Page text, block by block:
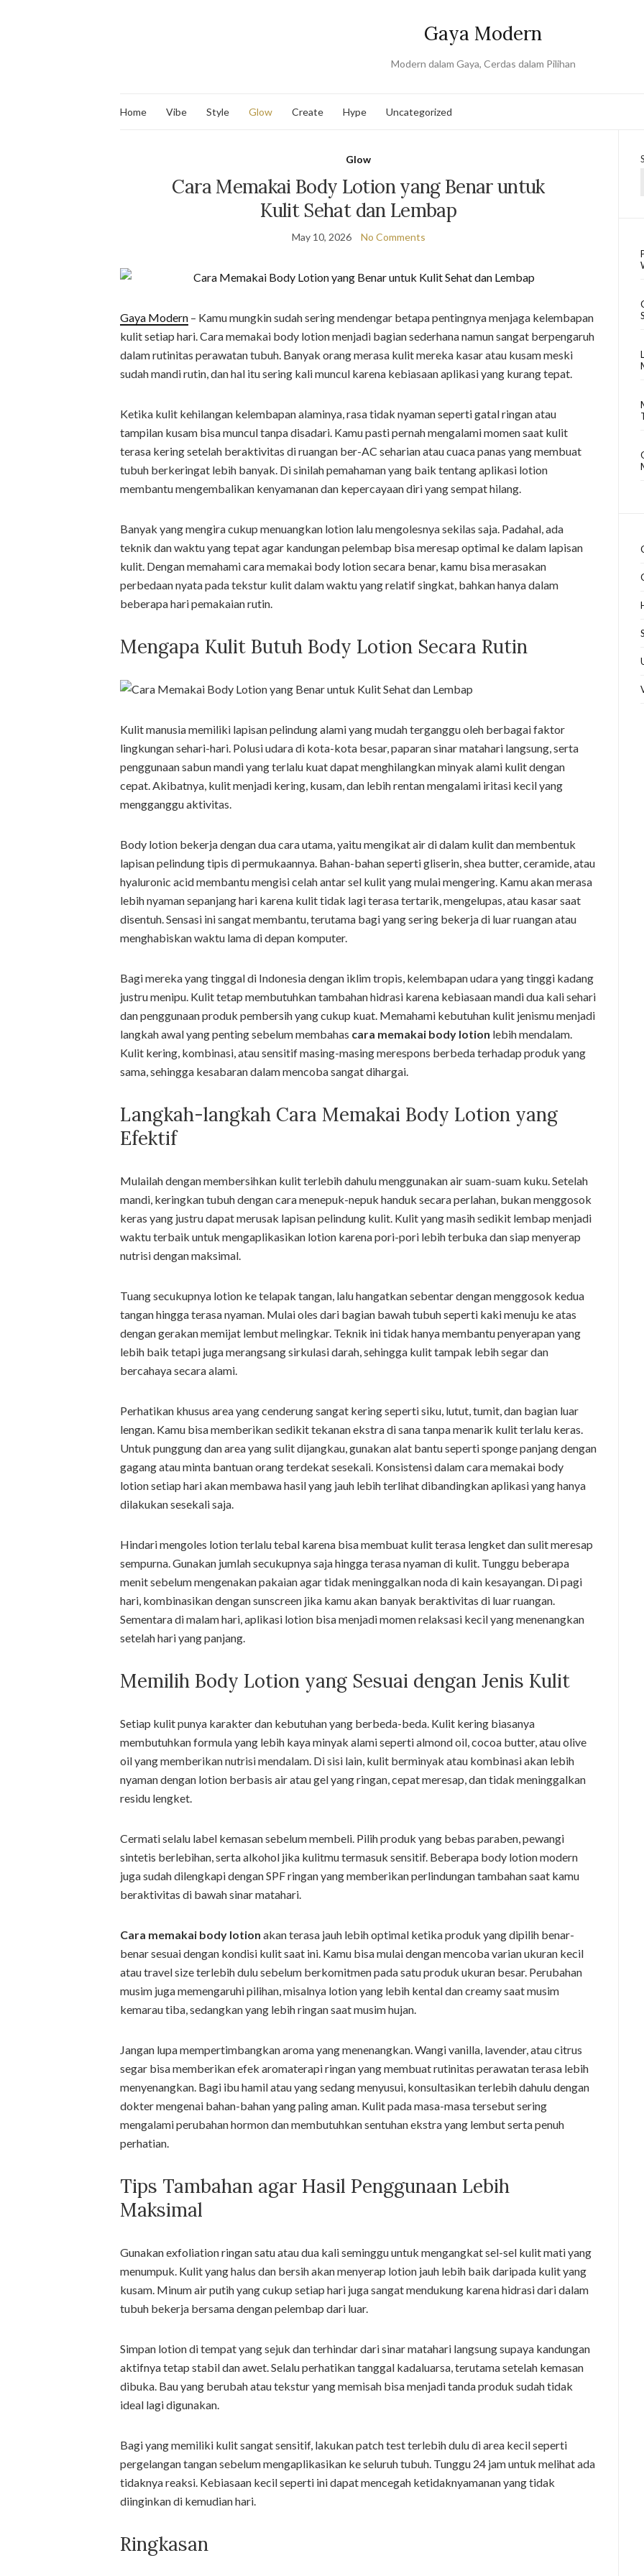
Gaya Modern
Modern dalam Gaya, Cerdas dalam Pilihan
Home Vibe Style Glow Create Hype Uncategorized
Glow
Cara Memakai Body Lotion yang Benar untuk
Kulit Sehat dan Lembap
May 10, 2026 No Comments
Gaya Modern – Kamu mungkin sudah sering mendengar betapa pentingnya menjaga kelembapan
kulit setiap hari. Cara memakai body lotion menjadi bagian sederhana namun sangat berpengaruh
dalam rutinitas perawatan tubuh. Banyak orang merasa kulit mereka kasar atau kusam meski
sudah mandi rutin, dan hal itu sering kali muncul karena kebiasaan aplikasi yang kurang tepat.
Ketika kulit kehilangan kelembapan alaminya, rasa tidak nyaman seperti gatal ringan atau
tampilan kusam bisa muncul tanpa disadari. Kamu pasti pernah mengalami momen saat kulit
terasa kering setelah beraktivitas di ruangan ber-AC seharian atau cuaca panas yang membuat
tubuh berkeringat lebih banyak. Di sinilah pemahaman yang baik tentang aplikasi lotion
membantu mengembalikan kenyamanan dan kepercayaan diri yang sempat hilang.
Banyak yang mengira cukup menuangkan lotion lalu mengolesnya sekilas saja. Padahal, ada
teknik dan waktu yang tepat agar kandungan pelembap bisa meresap optimal ke dalam lapisan
kulit. Dengan memahami cara memakai body lotion secara benar, kamu bisa merasakan
perbedaan nyata pada tekstur kulit dalam waktu yang relatif singkat, bahkan hanya dalam
beberapa hari pemakaian rutin.
Mengapa Kulit Butuh Body Lotion Secara Rutin
Kulit manusia memiliki lapisan pelindung alami yang mudah terganggu oleh berbagai faktor
lingkungan sehari-hari. Polusi udara di kota-kota besar, paparan sinar matahari langsung, serta
penggunaan sabun mandi yang terlalu kuat dapat menghilangkan minyak alami kulit dengan
cepat. Akibatnya, kulit menjadi kering, kusam, dan lebih rentan mengalami iritasi kecil yang
mengganggu aktivitas.
Body lotion bekerja dengan dua cara utama, yaitu mengikat air di dalam kulit dan membentuk
lapisan pelindung tipis di permukaannya. Bahan-bahan seperti gliserin, shea butter, ceramide, atau
hyaluronic acid membantu mengisi celah antar sel kulit yang mulai mengering. Kamu akan merasa
lebih nyaman sepanjang hari karena kulit tidak lagi terasa tertarik, mengelupas, atau kasar saat
disentuh. Sensasi ini sangat membantu, terutama bagi yang sering bekerja di luar ruangan atau
menghabiskan waktu lama di depan komputer.
Bagi mereka yang tinggal di Indonesia dengan iklim tropis, kelembapan udara yang tinggi kadang
justru menipu. Kulit tetap membutuhkan tambahan hidrasi karena kebiasaan mandi dua kali sehari
dan penggunaan produk pembersih yang cukup kuat. Memahami kebutuhan kulit jenismu menjadi
langkah awal yang penting sebelum membahas cara memakai body lotion lebih mendalam.
Kulit kering, kombinasi, atau sensitif masing-masing merespons berbeda terhadap produk yang
sama, sehingga kesabaran dalam mencoba sangat dihargai.
Langkah-langkah Cara Memakai Body Lotion yang
Efektif
Mulailah dengan membersihkan kulit terlebih dahulu menggunakan air suam-suam kuku. Setelah
mandi, keringkan tubuh dengan cara menepuk-nepuk handuk secara perlahan, bukan menggosok
keras yang justru dapat merusak lapisan pelindung kulit. Kulit yang masih sedikit lembap menjadi
waktu terbaik untuk mengaplikasikan lotion karena pori-pori lebih terbuka dan siap menyerap
nutrisi dengan maksimal.
Tuang secukupnya lotion ke telapak tangan, lalu hangatkan sebentar dengan menggosok kedua
tangan hingga terasa nyaman. Mulai oles dari bagian bawah tubuh seperti kaki menuju ke atas
dengan gerakan memijat lembut melingkar. Teknik ini tidak hanya membantu penyerapan yang
lebih baik tetapi juga merangsang sirkulasi darah, sehingga kulit tampak lebih segar dan
bercahaya secara alami.
Perhatikan khusus area yang cenderung sangat kering seperti siku, lutut, tumit, dan bagian luar
lengan. Kamu bisa memberikan sedikit tekanan ekstra di sana tanpa menarik kulit terlalu keras.
Untuk punggung dan area yang sulit dijangkau, gunakan alat bantu seperti sponge panjang dengan
gagang atau minta bantuan orang terdekat sesekali. Konsistensi dalam cara memakai body
lotion setiap hari akan membawa hasil yang jauh lebih terlihat dibandingkan aplikasi yang hanya
dilakukan sesekali saja.
Hindari mengoles lotion terlalu tebal karena bisa membuat kulit terasa lengket dan sulit meresap
sempurna. Gunakan jumlah secukupnya saja hingga terasa nyaman di kulit. Tunggu beberapa
menit sebelum mengenakan pakaian agar tidak meninggalkan noda di kain kesayangan. Di pagi
hari, kombinasikan dengan sunscreen jika kamu akan banyak beraktivitas di luar ruangan.
Sementara di malam hari, aplikasi lotion bisa menjadi momen relaksasi kecil yang menenangkan
setelah hari yang panjang.
Memilih Body Lotion yang Sesuai dengan Jenis Kulit
Setiap kulit punya karakter dan kebutuhan yang berbeda-beda. Kulit kering biasanya
membutuhkan formula yang lebih kaya minyak alami seperti almond oil, cocoa butter, atau olive
oil yang memberikan nutrisi mendalam. Di sisi lain, kulit berminyak atau kombinasi akan lebih
nyaman dengan lotion berbasis air atau gel yang ringan, cepat meresap, dan tidak meninggalkan
residu lengket.
Cermati selalu label kemasan sebelum membeli. Pilih produk yang bebas paraben, pewangi
sintetis berlebihan, serta alkohol jika kulitmu termasuk sensitif. Beberapa body lotion modern
juga sudah dilengkapi dengan SPF ringan yang memberikan perlindungan tambahan saat kamu
beraktivitas di bawah sinar matahari.
Cara memakai body lotion akan terasa jauh lebih optimal ketika produk yang dipilih benar-
benar sesuai dengan kondisi kulit saat ini. Kamu bisa mulai dengan mencoba varian ukuran kecil
atau travel size terlebih dulu sebelum berkomitmen pada satu produk ukuran besar. Perubahan
musim juga memengaruhi pilihan, misalnya lotion yang lebih kental dan creamy saat musim
kemarau tiba, sedangkan yang lebih ringan saat musim hujan.
Jangan lupa mempertimbangkan aroma yang menenangkan. Wangi vanilla, lavender, atau citrus
segar bisa memberikan efek aromaterapi ringan yang membuat rutinitas perawatan terasa lebih
menyenangkan. Bagi ibu hamil atau yang sedang menyusui, konsultasikan terlebih dahulu dengan
dokter mengenai bahan-bahan yang paling aman. Kulit pada masa-masa tersebut sering
mengalami perubahan hormon dan membutuhkan sentuhan ekstra yang lembut serta penuh
perhatian.
Tips Tambahan agar Hasil Penggunaan Lebih
Maksimal
Gunakan exfoliation ringan satu atau dua kali seminggu untuk mengangkat sel-sel kulit mati yang
menumpuk. Kulit yang halus dan bersih akan menyerap lotion jauh lebih baik daripada kulit yang
kusam. Minum air putih yang cukup setiap hari juga sangat mendukung karena hidrasi dari dalam
tubuh bekerja bersama dengan pelembap dari luar.
Simpan lotion di tempat yang sejuk dan terhindar dari sinar matahari langsung supaya kandungan
aktifnya tetap stabil dan awet. Selalu perhatikan tanggal kadaluarsa, terutama setelah kemasan
dibuka. Bau yang berubah atau tekstur yang memisah bisa menjadi tanda produk sudah tidak
ideal lagi digunakan.
Bagi yang memiliki kulit sangat sensitif, lakukan patch test terlebih dulu di area kecil seperti
pergelangan tangan sebelum mengaplikasikan ke seluruh tubuh. Tunggu 24 jam untuk melihat ada
tidaknya reaksi. Kebiasaan kecil seperti ini dapat mencegah ketidaknyamanan yang tidak
diinginkan di kemudian hari.
Ringkasan